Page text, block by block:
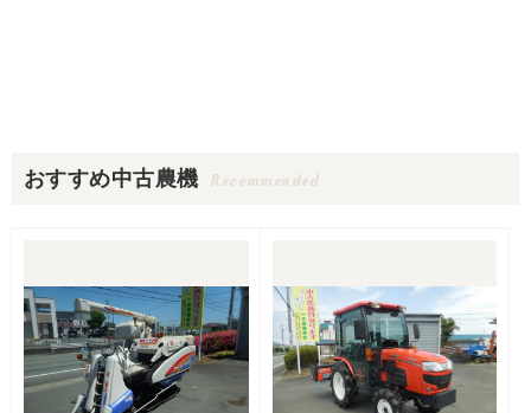
おすすめ中古農機 Recommended